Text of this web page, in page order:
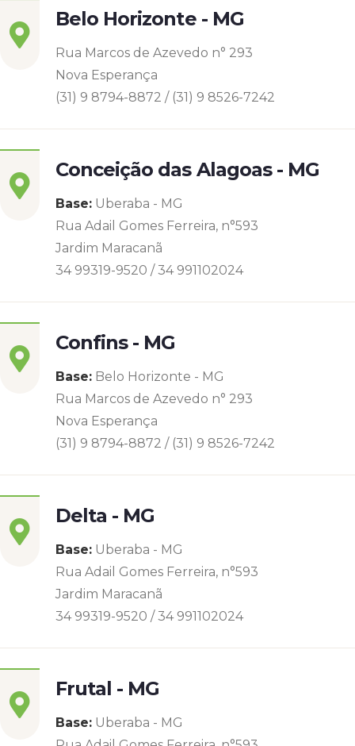
Belo Horizonte - MG
Rua Marcos de Azevedo n° 293
Nova Esperança
(31) 9 8794-8872 / (31) 9 8526-7242
Conceição das Alagoas - MG
Base: Uberaba - MG
Rua Adail Gomes Ferreira, n°593
Jardim Maracanã
34 99319-9520 / 34 991102024
Confins - MG
Base: Belo Horizonte - MG
Rua Marcos de Azevedo n° 293
Nova Esperança
(31) 9 8794-8872 / (31) 9 8526-7242
Delta - MG
Base: Uberaba - MG
Rua Adail Gomes Ferreira, n°593
Jardim Maracanã
34 99319-9520 / 34 991102024
Frutal - MG
Base: Uberaba - MG